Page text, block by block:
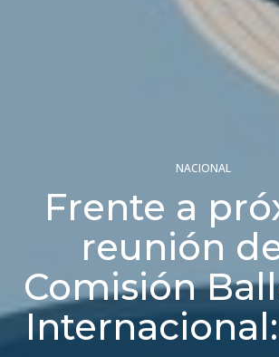
NACIONAL
Frente a
reunión
Comisión